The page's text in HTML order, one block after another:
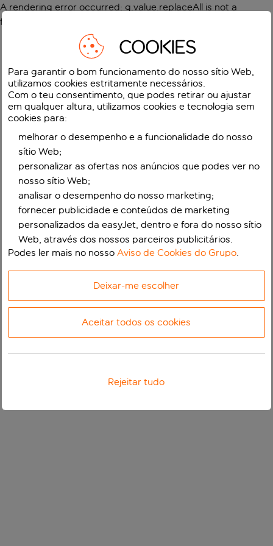
A rendering error occurred: g.value.replaceAll is not a
function
COOKIES
Para garantir o bom funcionamento do nosso sítio Web,
utilizamos cookies estritamente necessários.
Com o teu consentimento, que podes retirar ou ajustar
em qualquer altura, utilizamos cookies e tecnologia sem
cookies para:
melhorar o desempenho e a funcionalidade do nosso
sítio Web;
personalizar as ofertas nos anúncios que podes ver no
nosso sítio Web;
analisar o desempenho do nosso marketing;
fornecer publicidade e conteúdos de marketing
personalizados da easyJet, dentro e fora do nosso sítio
Web, através dos nossos parceiros publicitários.
Podes ler mais no nossoAviso de Cookies do Grupo.
Deixar-me escolher
Aceitar todos os cookies
Rejeitar tudo